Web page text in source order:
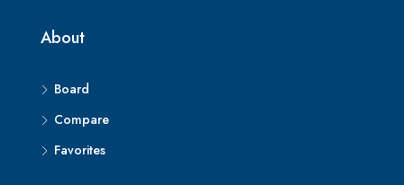
About
Board
Compare
Favorites